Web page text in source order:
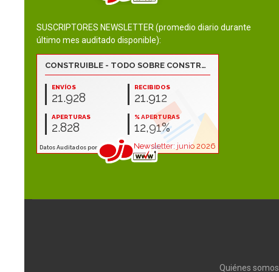
SUSCRIPTORES NEWSLETTER (promedio diario durante
último mes auditado disponible):
Quiénes somos